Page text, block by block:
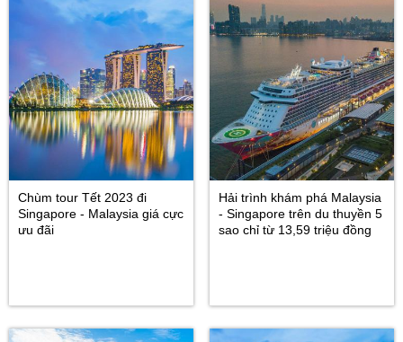
Chùm tour Tết 2023 đi
Singapore - Malaysia giá cực
ưu đãi
Hải trình khám phá Malaysia
- Singapore trên du thuyền 5
sao chỉ từ 13,59 triệu đồng